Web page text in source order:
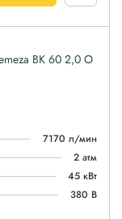
ВК 60 2,0 О
7170 л/мин
2 атм
45 кВт
380 В